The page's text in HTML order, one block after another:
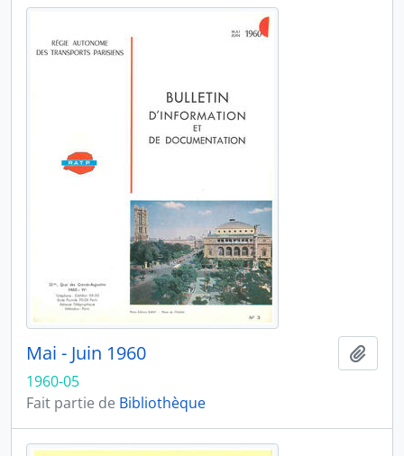
Mai - Juin 1960
1960-05
Fait partie de Bibliothèque